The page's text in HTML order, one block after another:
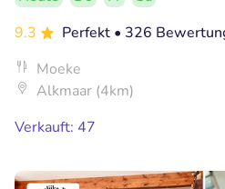
9.3
Perfekt • 326
Moeke
Alkmaar (4km)
Verkauft: 47